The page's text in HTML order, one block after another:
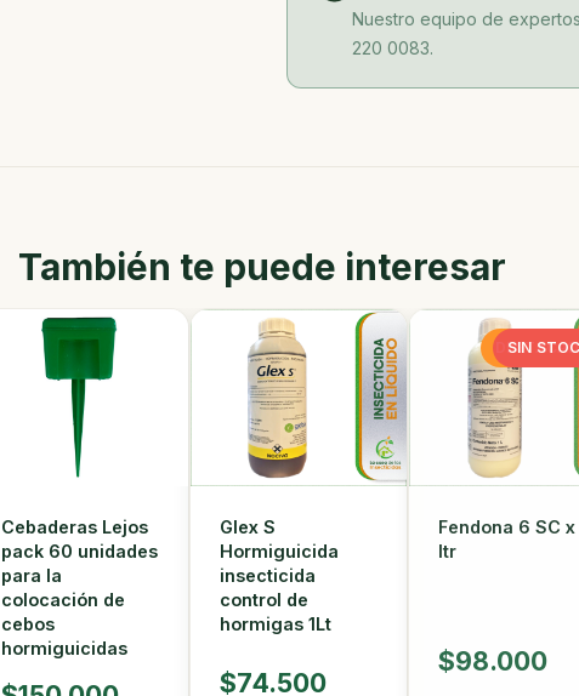
Nuestro equipo de
220 0083.
También te puede interesar
Cebaderas Lejos
pack 60 unidades
para la
colocación de
cebos
hormiguicidas
Glex S
Hormiguicida
insecticida
control de
hormigas 1Lt
$74.500
SIN
Fendona 6 SC x
ltr
$98.000